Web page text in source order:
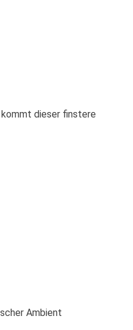
dieser finstere
Ambient